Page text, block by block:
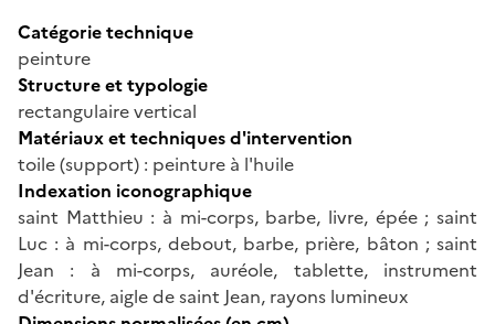
Catégorie technique
peinture
Structure et typologie
rectangulaire vertical
Matériaux et techniques d'intervention
toile (support) : peinture à l'huile
Indexation iconographique
saint Matthieu : à mi-corps, barbe, livre, épée ; saint
Luc : à mi-corps, debout, barbe, prière, bâton ; saint
Jean : à mi-corps, auréole, tablette, instrument
d'écriture, aigle de saint Jean, rayons lumineux